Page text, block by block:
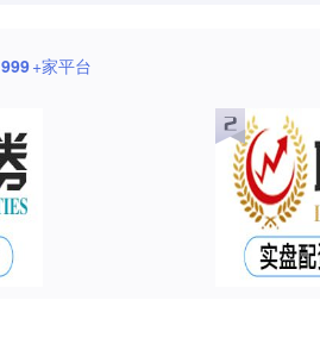
999+家平台